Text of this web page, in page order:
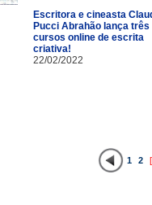
Escritora e cineasta
Pucci Abrahão lança três
cursos online de escrita
criativa!
22/02/2022
1 2